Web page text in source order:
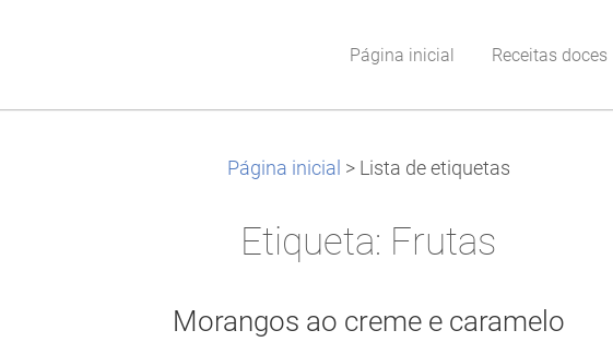
Página inicial Receitas doces
Página inicial > Lista de etiquetas
Etiqueta: Frutas
Morangos ao creme e caramelo